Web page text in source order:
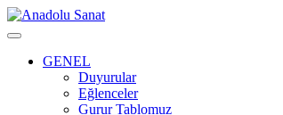
GENEL
Duyurular
Eğlenceler
Gurur Tablomuz